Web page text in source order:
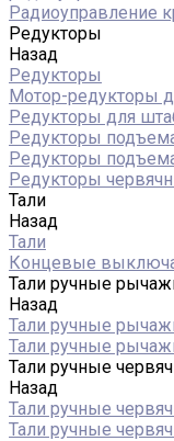
Радиоуправление
Редукторы
Назад
Редукторы
Мотор-редукторы
Редукторы для
Редукторы
Редукторы
Редукторы
Тали
Назад
Тали
Концевые
Тали ручные
Назад
Тали ручные
Тали ручные
Тали ручные
Назад
Тали ручные
Тали ручные